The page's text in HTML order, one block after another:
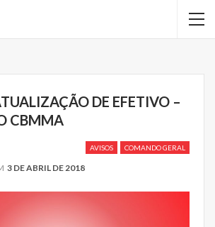
DE EFETIVO –
CBMMA
AVISOS COMANDO GERAL
3 DE ABRIL DE 2018